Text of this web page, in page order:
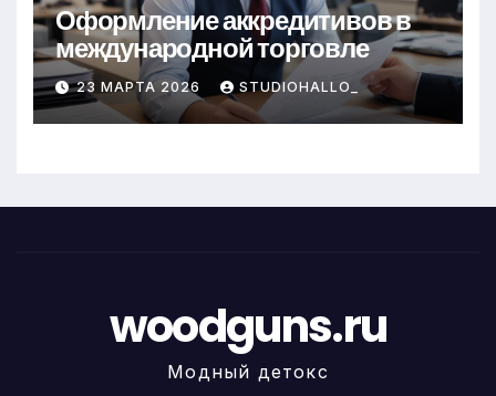
Оформление аккредитивов в
международной торговле
23 МАРТА 2026 STUDIOHALLO_
woodguns.ru
Модный детокс